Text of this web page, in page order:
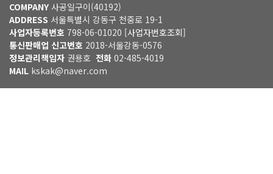
COMPANY 사공일구이(40192)
ADDRESS 서울특별시 강동구 천중로 19-1
사업자등록번호 798-06-01020 [사업자번호조회]
통신판매업 신고번호 2018-서울강동-0576
정보관리책임자 권용호 전화 02-485-4019
MAIL kskak@naver.com